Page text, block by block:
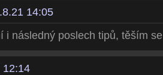
14:05
i následný poslech tipů, těším
12:14